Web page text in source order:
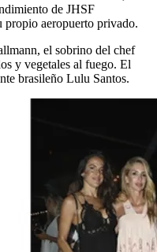
de JHSF
propio aeropuerto privado.
el sobrino del chef
y vegetales al fuego. El
brasileño Lulu Santos.